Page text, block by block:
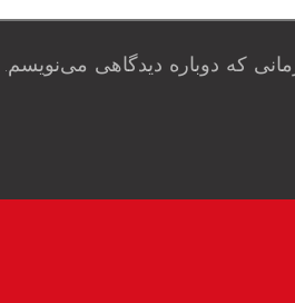
که دوباره دیدگاهی می‌نویسم.